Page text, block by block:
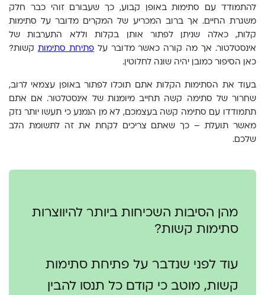
להתמודד עם סתימות באופן קבוע, כך שעבורם זוהי כבר חלק
משגרת החיים. אך ברוב המכריע של המקרים מדובר על סתימות
קלות, כאלה שניתן לפתור אותן בקלות וללא התערבות של
אינסטלטור. אך מה קורה כאשר מדובר עלפתיחת סתימות קשות?
כאן הסיפור כמובן יהיה שונה לחלוטין.
בעוד את הסתימות הקלות אתם תוכלו לפתור באופן עצמאי לרוב,
שחרור של סתימה קשה תחייב מיומנות של אינסטלטור. אם אתם
תתמודדו עם סתימה קשה בעצמכם, לא מן הנמנע כי תעשו יותר נזק
מאשר תועלת – כך שאתם צריכים לקחת את זה לתשומת הלב
שלכם.
מהן הסיבות השכיחות ביותר להיווצרות
סתימות קשות?
עוד לפני שנדבר על פתיחת סתימות
קשות, מוטב כי קודם כל תנסו להבין